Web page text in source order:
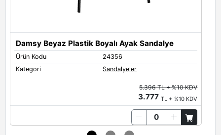
Damsy Beyaz Plastik Boyalı Ayak Sandalye
Ürün Kodu
24356
Kategori
Sandalyeler
5.396 TL + %10 KDV
3.777TL + %10 KDV